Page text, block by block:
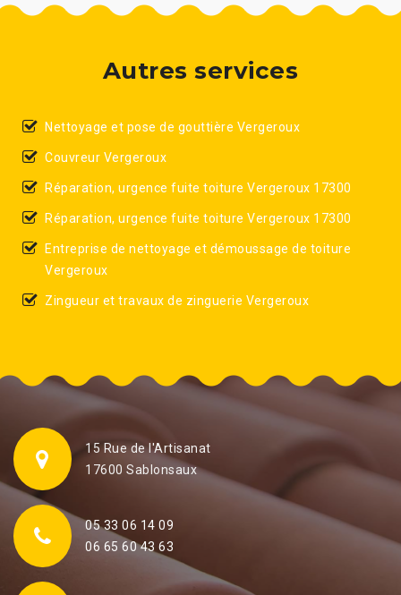
Autres services
Nettoyage et pose de gouttière Vergeroux
Couvreur Vergeroux
Réparation, urgence fuite toiture Vergeroux 17300
Réparation, urgence fuite toiture Vergeroux 17300
Entreprise de nettoyage et démoussage de toiture
Vergeroux
Zingueur et travaux de zinguerie Vergeroux
15 Rue de l'Artisanat
17600 Sablonsaux
05 33 06 14 09
06 65 60 43 63